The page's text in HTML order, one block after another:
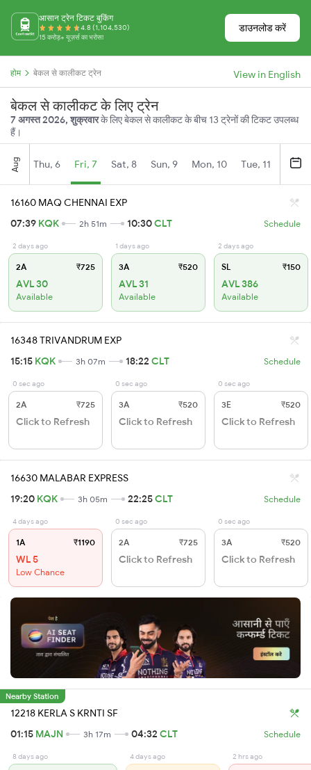
आसान ट्रेन टिकट बुकिंग
4.8 (1,104,530)
15 करोड़+ यूज़र्स का भरोसा
डाउनलोड करें
होम बेकल से कालीकट ट्रेन View in English
बेकल से कालीकट के लिए ट्रेन
7 अगस्त 2026, शुक्रवारके लिए बेकल से कालीकट के बीच 13 ट्रेनों की टिकट उपलब्ध
हैं।
Aug Thu, 6 Fri, 7 Sat, 8 Sun, 9 Mon, 10 Tue, 11
16160 MAQ CHENNAI EXP
07:39 KQK 2h 51m 10:30CLT Schedule
2 days ago
2A ₹725
AVL 30
Available
1 days ago
3A ₹520
AVL 31
Available
2 days ago
SL ₹150
AVL 386
Available
16348 TRIVANDRUM EXP
15:15 KQK 3h 07m 18:22 CLT Schedule
0 sec ago
2A ₹725
Click to Refresh
0 sec ago
3A ₹520
Click to Refresh
0 sec ago
3E ₹520
Click to Refresh
16630 MALABAR EXPRESS
19:20 KQK 3h 05m 22:25CLT Schedule
4 days ago
1A ₹1190
WL 5
Low Chance
0 sec ago
2A ₹725
Click to Refresh
0 sec ago
3A ₹520
Click to Refresh
Nearby Station
12218 KERLA S KRNTI SF
01:15 MAJN 3h 17m 04:32 CLT Schedule
8 days ago 4 days ago 2 hrs ago